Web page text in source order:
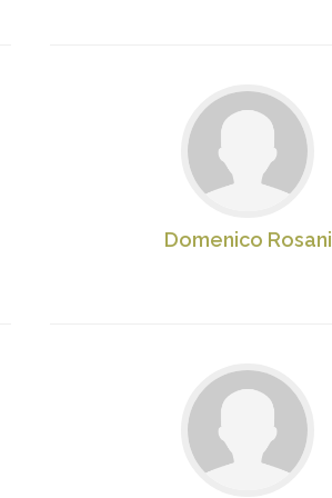
Domenico Rosani